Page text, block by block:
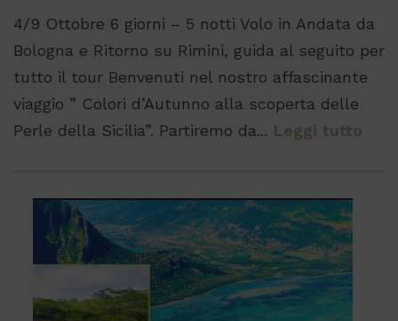
4/9 Ottobre 6 giorni – 5 notti Volo in Andata da
Bologna e Ritorno su Rimini, guida al seguito per
tutto il tour Benvenuti nel nostro affascinante
viaggio ” Colori d’Autunno alla scoperta delle
Perle della Sicilia”. Partiremo da... Leggi tutto